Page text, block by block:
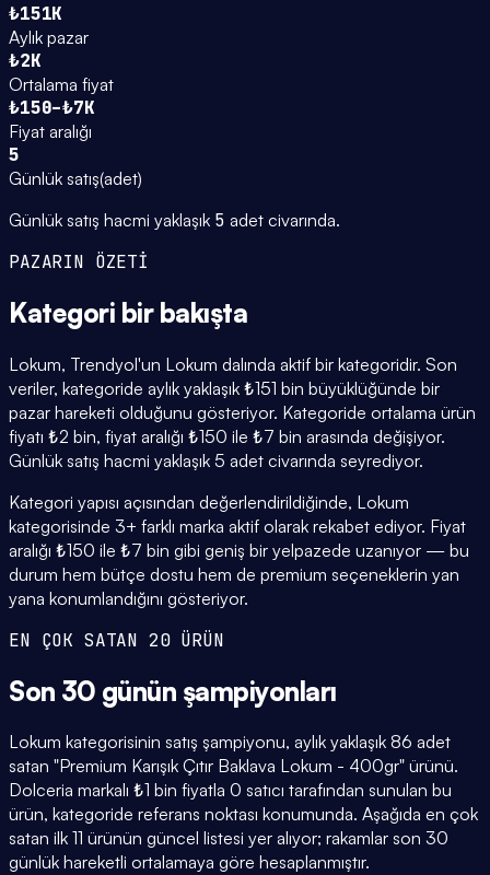
₺151K
Aylık pazar
₺2K
Ortalama fiyat
₺150–₺7K
Fiyat aralığı
5
Günlük satış(adet)
Günlük satış hacmi yaklaşık 5 adet civarında.
PAZARIN ÖZETİ
Kategori bir bakışta
Lokum, Trendyol'un Lokum dalında aktif bir kategoridir. Son
veriler, kategoride aylık yaklaşık ₺151 bin büyüklüğünde bir
pazar hareketi olduğunu gösteriyor. Kategoride ortalama ürün
fiyatı ₺2 bin, fiyat aralığı ₺150 ile ₺7 bin arasında değişiyor.
Günlük satış hacmi yaklaşık 5 adet civarında seyrediyor.
Kategori yapısı açısından değerlendirildiğinde, Lokum
kategorisinde 3+ farklı marka aktif olarak rekabet ediyor. Fiyat
aralığı ₺150 ile ₺7 bin gibi geniş bir yelpazede uzanıyor — bu
durum hem bütçe dostu hem de premium seçeneklerin yan
yana konumlandığını gösteriyor.
EN ÇOK SATAN 20 ÜRÜN
Son 30 günün şampiyonları
Lokum kategorisinin satış şampiyonu, aylık yaklaşık 86 adet
satan "Premium Karışık Çıtır Baklava Lokum - 400gr" ürünü.
Dolceria markalı ₺1 bin fiyatla 0 satıcı tarafından sunulan bu
ürün, kategoride referans noktası konumunda. Aşağıda en çok
satan ilk 11 ürünün güncel listesi yer alıyor; rakamlar son 30
günlük hareketli ortalamaya göre hesaplanmıştır.